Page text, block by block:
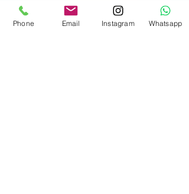
Phone Email Instagram Whatsapp